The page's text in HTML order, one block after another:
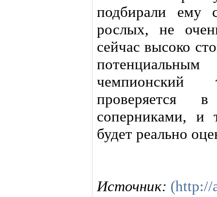
подбирали ему
рослых, не
сейчас высоко
соперниками, и
будет реально
Источник: (http://